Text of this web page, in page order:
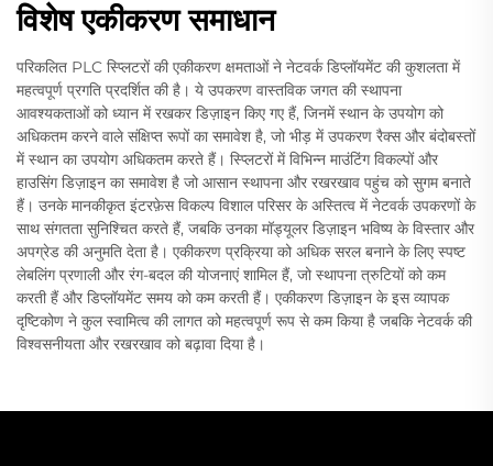
विशेष एकीकरण समाधान
परिकलित PLC स्प्लिटरों की एकीकरण क्षमताओं ने नेटवर्क डिप्लॉयमेंट की कुशलता में
महत्वपूर्ण प्रगति प्रदर्शित की है। ये उपकरण वास्तविक जगत की स्थापना
आवश्यकताओं को ध्यान में रखकर डिज़ाइन किए गए हैं, जिनमें स्थान के उपयोग को
अधिकतम करने वाले संक्षिप्त रूपों का समावेश है, जो भीड़ में उपकरण रैक्स और बंदोबस्तों
में स्थान का उपयोग अधिकतम करते हैं। स्प्लिटरों में विभिन्न माउंटिंग विकल्पों और
हाउसिंग डिज़ाइन का समावेश है जो आसान स्थापना और रखरखाव पहुंच को सुगम बनाते
हैं। उनके मानकीकृत इंटरफ़ेस विकल्प विशाल परिसर के अस्तित्व में नेटवर्क उपकरणों के
साथ संगतता सुनिश्चित करते हैं, जबकि उनका मॉड्यूलर डिज़ाइन भविष्य के विस्तार और
अपग्रेड की अनुमति देता है। एकीकरण प्रक्रिया को अधिक सरल बनाने के लिए स्पष्ट
लेबलिंग प्रणाली और रंग-बदल की योजनाएं शामिल हैं, जो स्थापना त्रुटियों को कम
करती हैं और डिप्लॉयमेंट समय को कम करती हैं। एकीकरण डिज़ाइन के इस व्यापक
दृष्टिकोण ने कुल स्वामित्व की लागत को महत्वपूर्ण रूप से कम किया है जबकि नेटवर्क की
विश्वसनीयता और रखरखाव को बढ़ावा दिया है।